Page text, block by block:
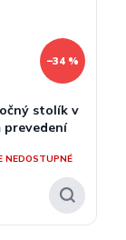
–34 %
stolík v
prevedení
NEDOSTUPNÉ